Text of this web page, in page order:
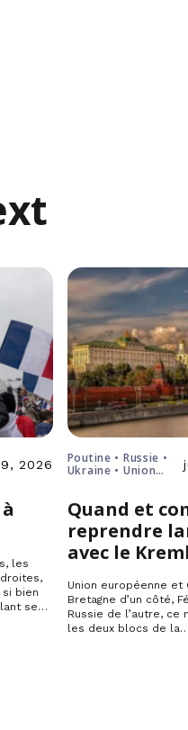
2026
les
bien
se…
Poutine • Russie •
Ukraine • Union
Quand et
reprendre
avec le
Union européenne et
Bretagne d’un côté,
Russie de l’autre, ce
les deux blocs de la…